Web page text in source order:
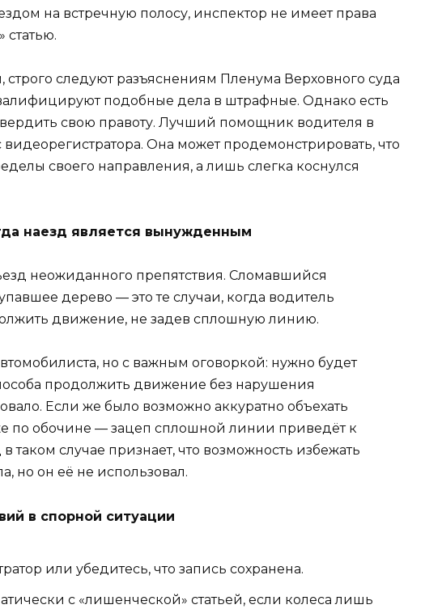
на встречную полосу, инспектор не имеет права
следуют разъяснениям Пленума Верховного суда
подобные дела в штрафные. Однако есть
свою правоту. Лучший помощник водителя в
Она может продемонстрировать, что
своего направления, а лишь слегка коснулся
наезд является вынужденным
неожиданного препятствия. Сломавшийся
дерево — это те случаи, когда водитель
движение, не задев сплошную линию.
но с важным оговоркой: нужно будет
продолжить движение без нарушения
Если же было возможно аккуратно объехать
по обочине — зацеп сплошной линии приведёт к
таком случае признает, что возможность избежать
но он её не использовал.
в спорной ситуации
или убедитесь, что запись сохранена.
с «лишенческой» статьей, если колеса лишь